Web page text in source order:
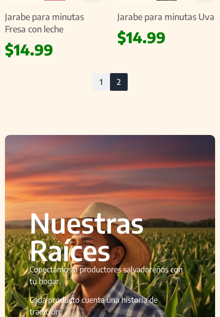
Jarabe para minutas
Fresa con leche
$14.99
Jarabe para minutas Uva
$14.99
1 2
Nuestras
Raíces
Conectamos a productores salvadoreños con
tu hogar.
Cada producto cuenta una historia de
tradición,